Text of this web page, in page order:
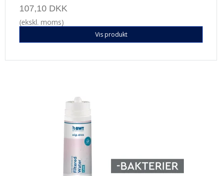
107,10 DKK
(ekskl. moms)
Vis produkt